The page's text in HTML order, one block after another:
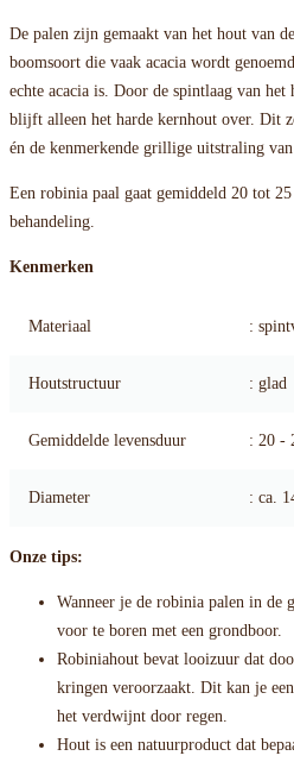
De palen zijn gemaakt van het hout van
boomsoort die vaak acacia wordt
echte acacia is. Door de spintlaag van
blijft alleen het harde kernhout over. Dit
én de kenmerkende grillige uitstraling
Een robinia paal gaat gemiddeld 20 tot
behandeling.
Kenmerken
Materiaal :
Houtstructuur : glad
Gemiddelde levensduur : 20 -
Diameter : ca.
Onze tips:
Wanneer je de robinia palen in de
voor te boren met een grondboor.
Robiniahout bevat looizuur dat
kringen veroorzaakt. Dit kan je
het verdwijnt door regen.
Hout is een natuurproduct dat